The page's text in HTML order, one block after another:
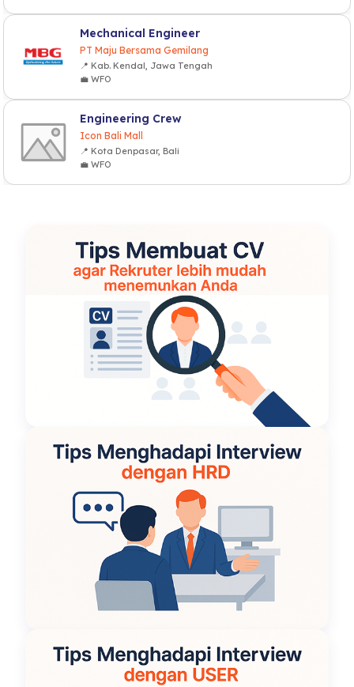
Mechanical Engineer
PT Maju Bersama Gemilang
📍 Kab. Kendal, Jawa Tengah
💼 WFO
Engineering Crew
Icon Bali Mall
📍 Kota Denpasar, Bali
💼 WFO